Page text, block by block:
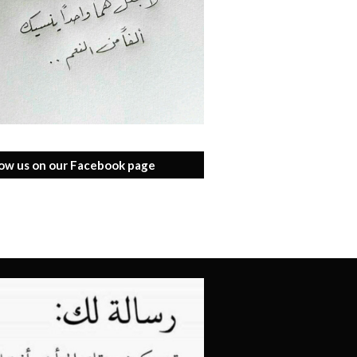
us on our Facebook page